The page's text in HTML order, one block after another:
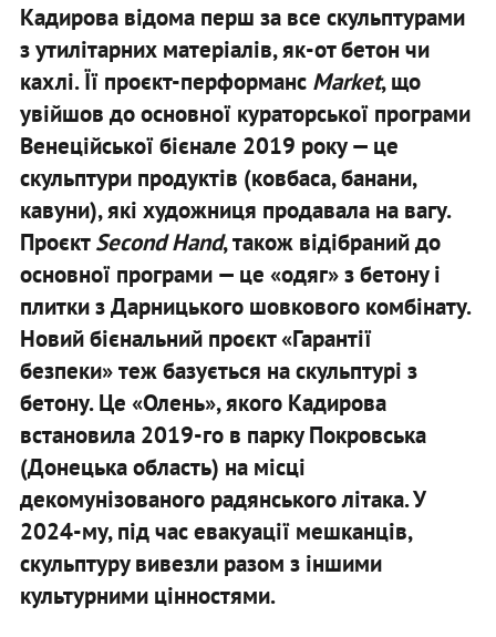
Кадирова відома перш за все скульптурами
з утилітарних матеріалів, як-от бетон чи
кахлі. Її проєкт-перформанс Market, що
увійшов до основної кураторської програми
Венеційської бієнале 2019 року — це
скульптури продуктів (ковбаса, банани,
кавуни), які художниця продавала на вагу.
ПроєктSecond Hand, також відібраний до
основної програми — це «одяг» з бетону і
плитки з Дарницького шовкового комбінату.
Новий бієнальний проєкт «Гарантії
безпеки» теж базується на скульптурі з
бетону. Це «Олень», якого Кадирова
встановила 2019-го в парку Покровська
(Донецька область) на місці
декомунізованого радянського літака. У
2024-му, під час евакуації мешканців,
скульптуру вивезли разом з іншими
культурними цінностями.